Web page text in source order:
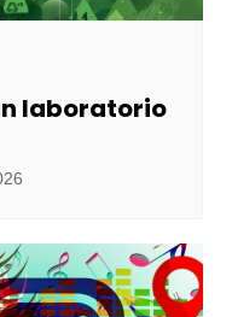
laboratorio